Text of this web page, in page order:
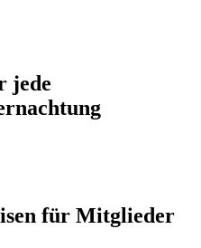
jede
für Mitglieder